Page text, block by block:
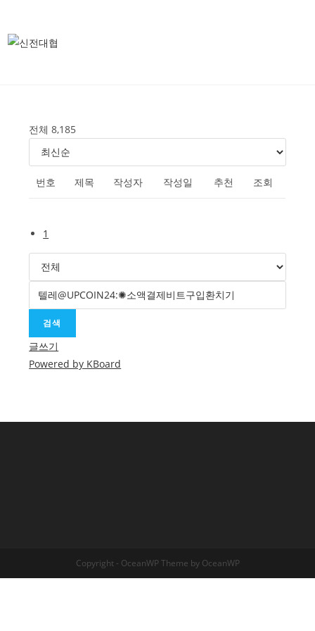
전체 8,185
번호 제목 작성자 작성일 추천 조회
1
검색
글쓰기
Powered by KBoard
Copyright - OceanWP Theme by OceanWP